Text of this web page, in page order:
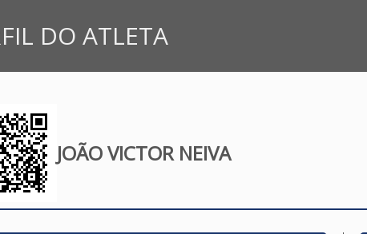
DO ATLETA
JOÃO VICTOR NEIVA